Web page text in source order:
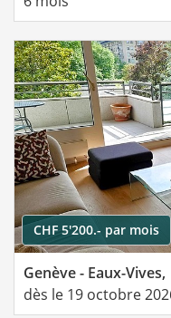
CHF 5'200.- par mois
Genève - Eaux-Vives,
dès le 19 octobre